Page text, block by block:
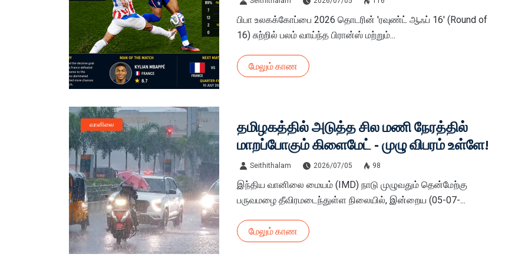
திரில் வெற்றி!
பிபா உலகக்கோப்பை 2026 தொடரின் 'ரவுண்ட் ஆஃப் 16' (Round of
16) சுற்றில் பலம் வாய்ந்த பிரான்ஸ் மற்றும்...
மேலும் காண
வானிலை
தமிழகத்தில் அடுத்த சில மணி நேரத்தில்
மாறப்போகும் கிளைமேட் - முழு விபரம் உள்ளே!
Seithithalam 2026/07/05 98
இந்திய வானிலை மையம் (IMD) நாடு முழுவதும் தென்மேற்கு
பருவமழை தீவிரமடைந்துள்ள நிலையில், இன்றைய (05-07-...
மேலும் காண